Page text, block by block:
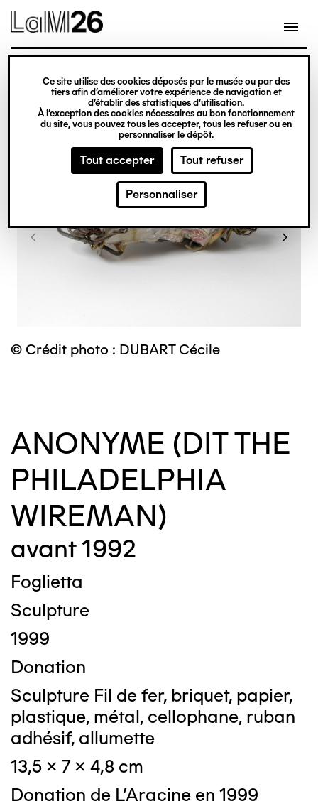
Gestion des cookies
Ce site utilise des cookies déposés par le musée ou par des
tiers afin d’améliorer votre expérience de navigation et
d’établir des statistiques d’utilisation.
À l’exception des cookies nécessaires au bon fonctionnement
du site, vous pouvez tous les accepter, tous les refuser ou en
personnaliser le dépôt.
Tout accepter Tout refuser
Personnaliser
contenu
© Crédit photo : DUBART Cécile
ANONYME (DIT THE
PHILADELPHIA
WIREMAN)
avant 1992
Foglietta
Sculpture
1999
Donation
Sculpture Fil de fer, briquet, papier,
plastique, métal, cellophane, ruban
adhésif, allumette
13,5 x 7 x 4,8 cm
Donation de L'Aracine en 1999